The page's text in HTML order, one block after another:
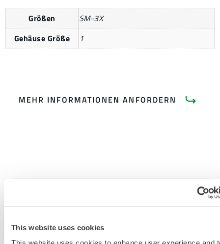
This website uses cookies
Größen
SM-3X
Gehäuse Größe
1
MEHR INFORMATIONEN ANFORDERN